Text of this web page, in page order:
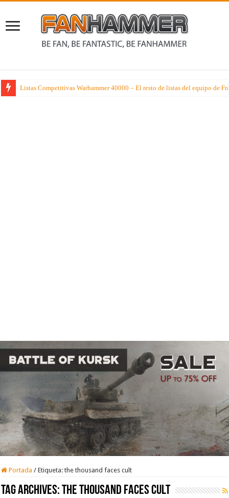
Listas Competitivas Warhammer 40000 – El resto de listas del equipo de
Portada / Etiqueta:the thousand faces cult
Tag Archives:the thousand faces cult